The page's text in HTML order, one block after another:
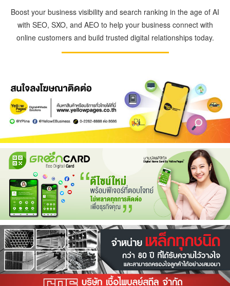
Boost your business visibility and search ranking in the age of AI
with SEO, SXO, and AEO to help your business connect with
online customers and build trusted digital relationships today.